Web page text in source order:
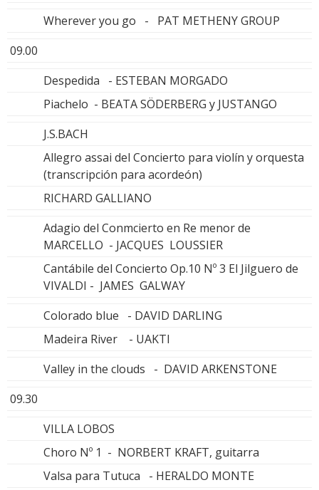
Wherever you go - PAT METHENY GROUP
09.00
Despedida - ESTEBAN MORGADO
Piachelo - BEATA SÖDERBERG y JUSTANGO
J.S.BACH
Allegro assai del Concierto para violín y orquesta
(transcripción para acordeón)
RICHARD GALLIANO
Adagio del Conmcierto en Re menor de
MARCELLO - JACQUES LOUSSIER
Cantábile del Concierto Op.10 Nº 3 El Jilguero de
VIVALDI - JAMES GALWAY
Colorado blue - DAVID DARLING
Madeira River - UAKTI
Valley in the clouds - DAVID ARKENSTONE
09.30
VILLA LOBOS
Choro Nº 1 - NORBERT KRAFT, guitarra
Valsa para Tutuca - HERALDO MONTE